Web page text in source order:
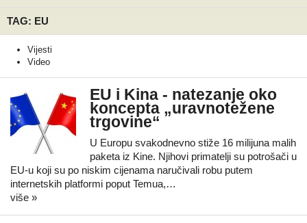
TAG: EU
Vijesti
Video
EU i Kina - natezanje oko
koncepta „uravnotežene
trgovine“
U Europu svakodnevno stiže 16 milijuna malih
paketa iz Kine. Njihovi primatelji su potrošači u
EU-u koji su po niskim cijenama naručivali robu putem
internetskih platformi poput Temua,…
više »